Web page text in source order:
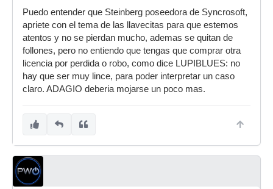
Puedo entender que Steinberg poseedora de Syncrosoft,
apriete con el tema de las llavecitas para que estemos
atentos y no se pierdan mucho, ademas se quitan de
follones, pero no entiendo que tengas que comprar otra
licencia por perdida o robo, como dice LUPIBLUES: no
hay que ser muy lince, para poder interpretar un caso
claro. ADAGIO deberia mojarse un poco mas.